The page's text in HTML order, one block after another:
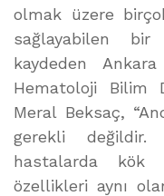
olmak üzere
sağlayabilen
kaydeden
Hematoloji Bilim
Meral Beksaç,
gerekli
hastalarda
özellikleri aynı